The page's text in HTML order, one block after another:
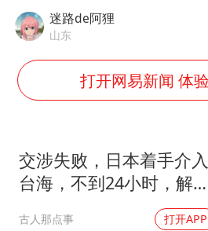
武契奇会
上海大部
《龙餐馆
“伊斯兰版
以军士兵
迷路de阿狸
山东
打开网易新闻 体
交涉失败，日本着手介入
台海，不到24小时，解放
古人那点事 打开APP